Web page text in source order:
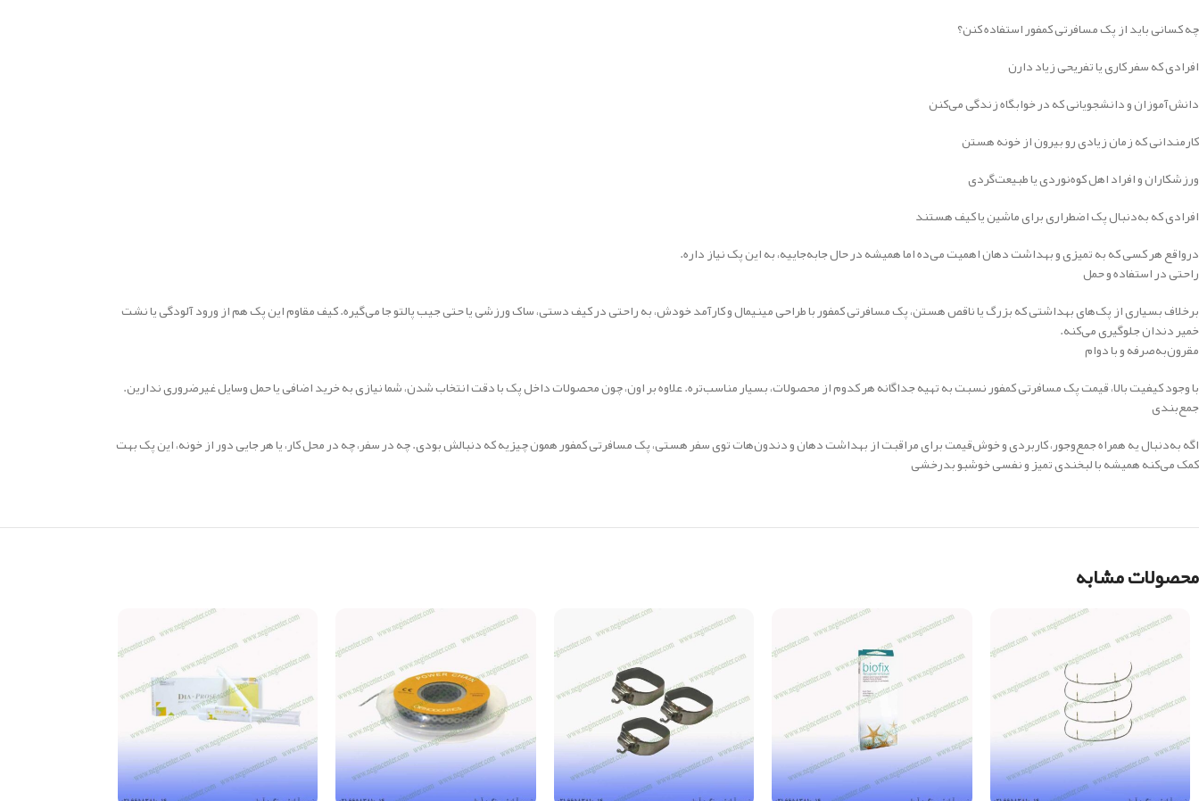
چه کسانی باید از پک مسافرتی کمفور استفاده کنن؟
افرادی که سفر کاری یا تفریحی زیاد دارن
دانش‌آموزان و دانشجویانی که در خوابگاه زندگی می‌کنن
کارمندانی که زمان زیادی رو بیرون از خونه هستن
ورزشکاران و افراد اهل کوه‌نوردی یا طبیعت‌گردی
افرادی که به‌دنبال پک اضطراری برای ماشین یا کیف هستند
درواقع هر کسی که به تمیزی و بهداشت دهان اهمیت می‌ده اما همیشه در حال جابه‌جاییه، به این پک نیاز داره.
راحتی در استفاده و حمل
برخلاف بسیاری از پک‌های بهداشتی که بزرگ یا ناقص هستن، پک مسافرتی کمفور با طراحی مینیمال و کارآمد خودش، به راحتی در کیف دستی، ساک ورزشی یا حتی جیب پالتو جا می‌گیره. کیف مقاوم این پک هم از ورود آلودگی یا نشت
خمیر دندان جلوگیری می‌کنه.
مقرون‌به‌صرفه و با دوام
با وجود کیفیت بالا، قیمت پک مسافرتی کمفور نسبت به تهیه جداگانه هر کدوم از محصولات، بسیار مناسب‌تره. علاوه بر اون، چون محصولات داخل پک با دقت انتخاب شدن، شما نیازی به خرید اضافی یا حمل وسایل غیرضروری ندارین.
جمع‌بندی
اگه به‌دنبال یه همراه جمع‌وجور، کاربردی و خوش‌قیمت برای مراقبت از بهداشت دهان و دندون‌هات توی سفر هستی، پک مسافرتی کمفور همون چیزیه که دنبالش بودی. چه در سفر، چه در محل کار، یا هر جایی دور از خونه، این پک بهت
کمک می‌کنه همیشه با لبخندی تمیز و نفسی خوشبو بدرخشی
محصولات مشابه